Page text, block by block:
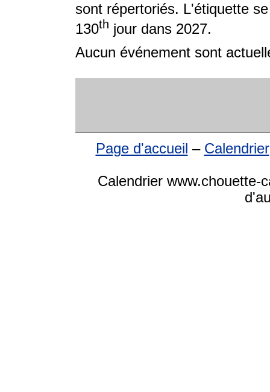
sont répertoriés. L'étiquette
130th jour dans 2027.
Aucun événement sont
Page d'accueil – Calendrier
Calendrier www.chouette-